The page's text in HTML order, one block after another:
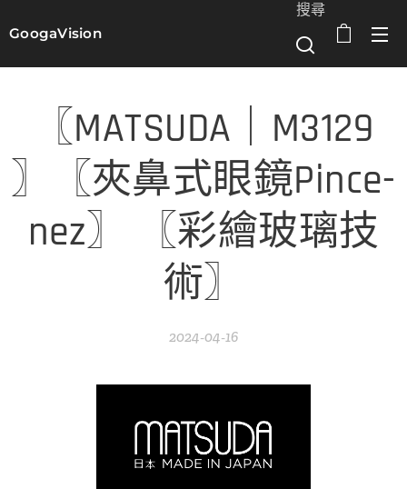
GoogaVision
搜尋
〖MATSUDA｜M3129
〗〖夾鼻式眼鏡Pince-
nez〗 〖彩繪玻璃技
術〗
2024-04-16